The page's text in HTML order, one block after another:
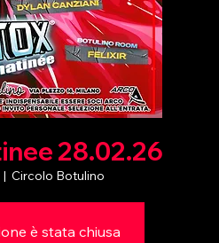
28.02.26
|
Circolo Botulino
è stata chiusa